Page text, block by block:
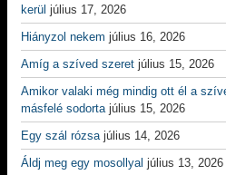
kerül július 17, 2026
Hiányzol nekem július 16, 2026
Amíg a szíved szeret július 15, 2026
Amikor valaki még mindig ott él a
másfelé sodorta július 15, 2026
Egy szál rózsa július 14, 2026
Áldj meg egy mosollyal július 13, 2026